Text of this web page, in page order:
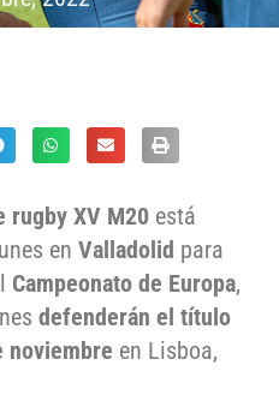
rugby XV M20 está
en Valladolid para
Campeonato de Europa,
defenderán el título
noviembre en Lisboa,